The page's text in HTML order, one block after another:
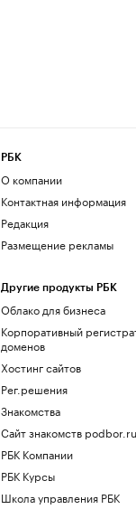
РБК
О компании
Контактная информация
Редакция
Размещение рекламы
Другие продукты РБК
Облако для бизнеса
Корпоративный
доменов
Хостинг сайтов
Рег.решения
Знакомства
Сайт знакомств podbor.ru
РБК Компании
РБК Курсы
Школа управления РБК